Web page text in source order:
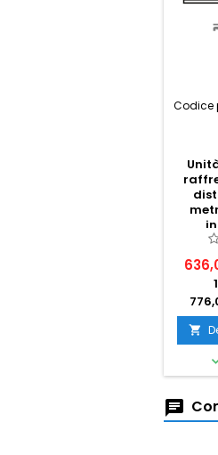
Codice
